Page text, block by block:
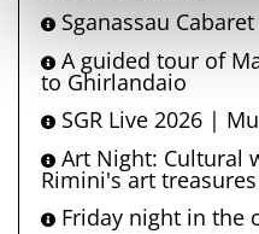
Sganassau
A guided tour of
to Ghirlandaio
SGR Live 2026 |
Art Night: Cultural
Rimini's art treasures
Friday night in the